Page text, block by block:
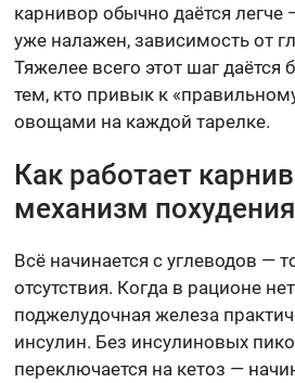
карнивор обычно даётся
уже налажен, зависимость от
Тяжелее всего этот шаг
тем, кто привык к
овощами на каждой тарелке.
Как работает
механизм похудения
Всё начинается с углеводов —
отсутствия. Когда в рационе
поджелудочная железа
инсулин. Без инсулиновых
переключается на кетоз —